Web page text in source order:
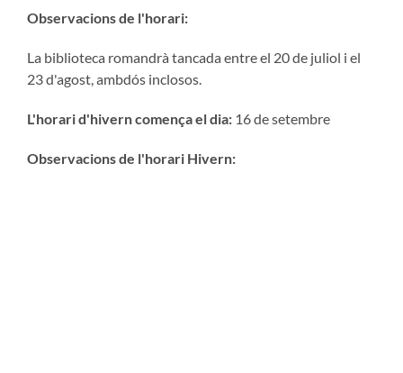
Observacions de l'horari:
La biblioteca romandrà tancada entre el 20 de juliol i el
23 d'agost, ambdós inclosos.
L'horari d'hivern comença el dia: 16 de setembre
Observacions de l'horari Hivern: